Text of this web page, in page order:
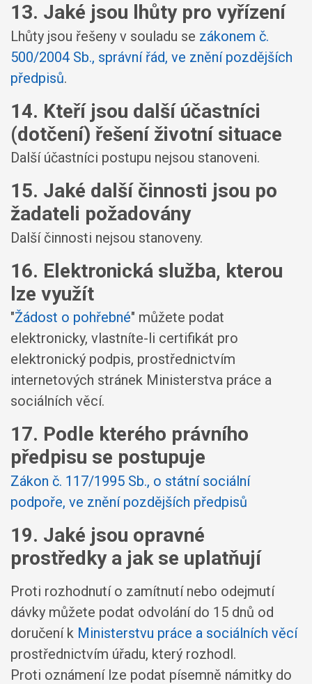
13. Jaké jsou lhůty pro vyřízení
Lhůty jsou řešeny v souladu se zákonem č.
500/2004 Sb., správní řád, ve znění pozdějších
předpisů.
14. Kteří jsou další účastníci
(dotčení) řešení životní situace
Další účastníci postupu nejsou stanoveni.
15. Jaké další činnosti jsou po
žadateli požadovány
Další činnosti nejsou stanoveny.
16. Elektronická služba, kterou
lze využít
"Žádost o pohřebné" můžete podat
elektronicky, vlastníte-li certifikát pro
elektronický podpis, prostřednictvím
internetových stránek Ministerstva práce a
sociálních věcí.
17. Podle kterého právního
předpisu se postupuje
Zákon č. 117/1995 Sb., o státní sociální
podpoře, ve znění pozdějších předpisů
19. Jaké jsou opravné
prostředky a jak se uplatňují
Proti rozhodnutí o zamítnutí nebo odejmutí
dávky můžete podat odvolání do 15 dnů od
doručení k Ministerstvu práce a sociálních věcí
prostřednictvím úřadu, který rozhodl.
Proti oznámení lze podat písemně námitky do